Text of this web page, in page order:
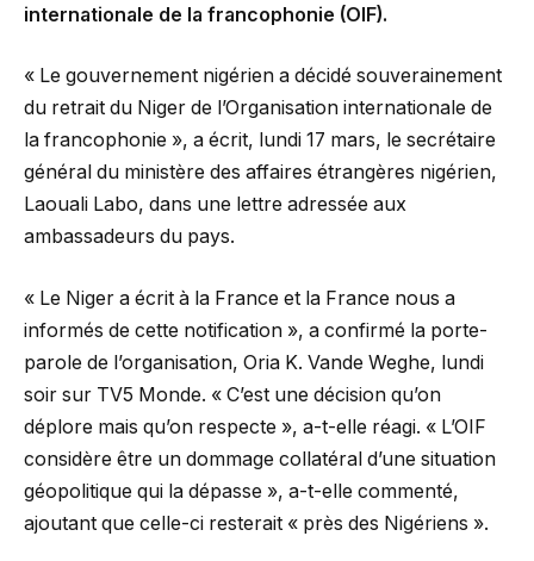
internationale de la francophonie (OIF).
« Le gouvernement nigérien a décidé souverainement
du retrait du Niger de l’Organisation internationale de
la francophonie », a écrit, lundi 17 mars, le secrétaire
général du ministère des affaires étrangères nigérien,
Laouali Labo, dans une lettre adressée aux
ambassadeurs du pays.
« Le Niger a écrit à la France et la France nous a
informés de cette notification », a confirmé la porte-
parole de l’organisation, Oria K. Vande Weghe, lundi
soir sur TV5 Monde. « C’est une décision qu’on
déplore mais qu’on respecte », a-t-elle réagi. « L’OIF
considère être un dommage collatéral d’une situation
géopolitique qui la dépasse », a-t-elle commenté,
ajoutant que celle-ci resterait « près des Nigériens ».